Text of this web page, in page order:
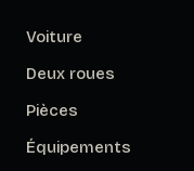
Voiture
Deux roues
Pièces
Équipements